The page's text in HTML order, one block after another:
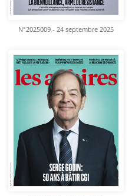
N°2025009 - 24 septembre 2025